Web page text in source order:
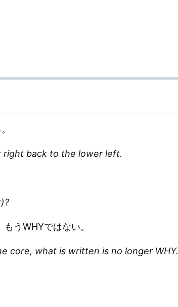
right back to the lower left.
うWHYではない。
core, what is written is no longer WHY.